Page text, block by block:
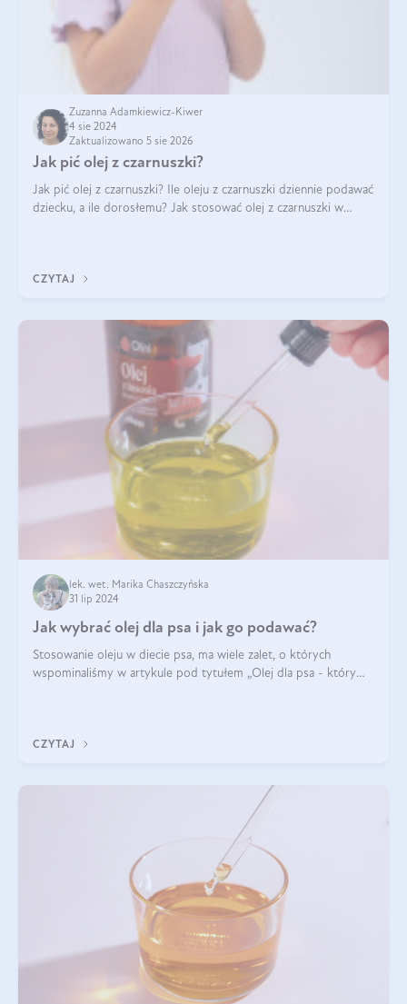
Zuzanna Adamkiewicz-Kiwer
4 sie 2024
Zaktualizowano 5 sie 2026
Jak pić olej z czarnuszki?
Jak pić olej z czarnuszki? Ile oleju z czarnuszki dziennie podawać
dziecku, a ile dorosłemu? Jak stosować olej z czarnuszki w
CZYTAJ
lek. wet. Marika Chaszczyńska
31 lip 2024
Jak wybrać olej dla psa i jak go podawać?
Stosowanie oleju w diecie psa, ma wiele zalet, o których
wspominaliśmy w artykule pod tytułem „Olej dla psa - który
CZYTAJ